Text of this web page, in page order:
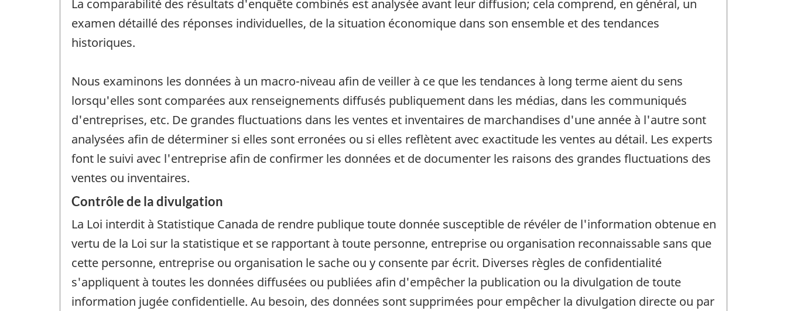
La comparabilité des résultats d'enquête combinés est analysée avant leur diffusion; cela comprend, en général, un
examen détaillé des réponses individuelles, de la situation économique dans son ensemble et des tendances
historiques.
Nous examinons les données à un macro-niveau afin de veiller à ce que les tendances à long terme aient du sens
lorsqu'elles sont comparées aux renseignements diffusés publiquement dans les médias, dans les communiqués
d'entreprises, etc. De grandes fluctuations dans les ventes et inventaires de marchandises d'une année à l'autre sont
analysées afin de déterminer si elles sont erronées ou si elles reflètent avec exactitude les ventes au détail. Les experts
font le suivi avec l'entreprise afin de confirmer les données et de documenter les raisons des grandes fluctuations des
ventes ou inventaires.
Contrôle de la divulgation
La Loi interdit à Statistique Canada de rendre publique toute donnée susceptible de révéler de l'information obtenue en
vertu de la Loi sur la statistique et se rapportant à toute personne, entreprise ou organisation reconnaissable sans que
cette personne, entreprise ou organisation le sache ou y consente par écrit. Diverses règles de confidentialité
s'appliquent à toutes les données diffusées ou publiées afin d'empêcher la publication ou la divulgation de toute
information jugée confidentielle. Au besoin, des données sont supprimées pour empêcher la divulgation directe ou par